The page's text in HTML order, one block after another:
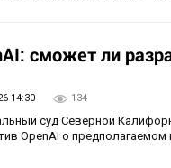
сможет ли
14:30 134
суд Северной
OpenAI о